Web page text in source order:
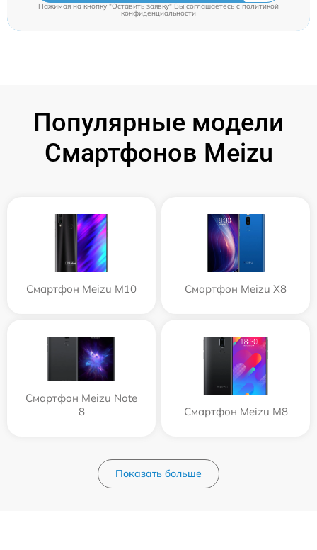
Нажимая на кнопку "Оставить заявку" Вы соглашаетесь cполитикой
конфиденциальности
Популярные модели
Смартфонов Meizu
Смартфон Meizu M10 Смартфон Meizu X8
Смартфон Meizu Note
8
Смартфон Meizu M8
Показать больше